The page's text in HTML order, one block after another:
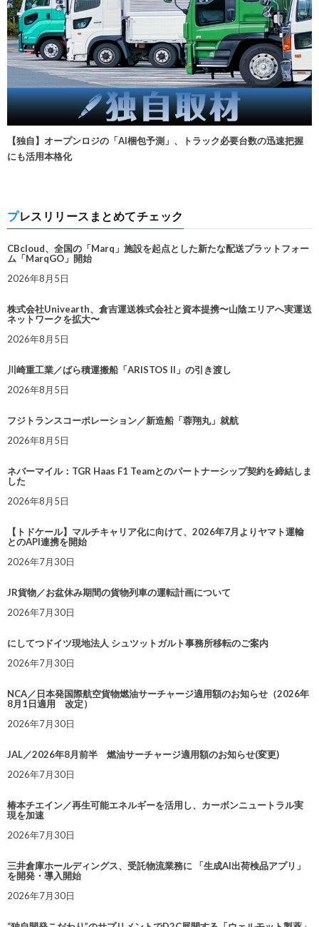
【独自】オープンロジの「AI梱包予測」、トラック必要台数の迅速把握
にも活用本格化
プレスリリースまとめてチェック
CBcloud、全国の「Marq」施設を起点とした新たな配送プラットフォー
ム「MarqGO」開始
2026年8月5日
株式会社Univearth、倉吉運送株式会社と資本提携〜山陰エリアへ実運送
ネットワークを拡大〜
2026年8月5日
川崎重工業／ばら積運搬船「ARISTOS II」の引き渡し
2026年8月5日
フジトランスコーポレーション／新造船「蓉翔丸」就航
2026年8月5日
ネバーマイル：TGR Haas F1 Teamとのパートナーシップ契約を締結しま
した
2026年8月5日
【トドケール】マルチキャリア化に向けて、2026年7月よりヤマト運輸
とのAPI連携を開始
2026年7月30日
JR貨物／お盆休み期間の貨物列車の運転計画について
2026年7月30日
にしてつドイツ現地法人 シュツットガルト事務所移転のご案内
2026年7月30日
NCA／日本発国際航空貨物燃油サーチャージ適用額のお知らせ（2026年
8月1日適用 改定）
2026年7月30日
JAL／2026年8月前半 燃油サーチャージ適用額のお知らせ(変更)
2026年7月30日
椿本チエイン／再生可能エネルギーを活用し、カーボンニュートラル実
現を加速
2026年7月30日
三井倉庫ホールディングス、受託物流業務に 「生成AI出荷検品アプリ」
を開発・導入開始
2026年7月30日